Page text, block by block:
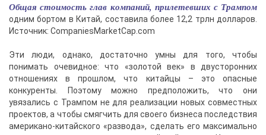
Общая стоимость глав компаний, прилетевших с Трампом
одним бортом в Китай, составила более 12,2 трлн долларов.
Источник: CompaniesMarketCap.com
Эти люди, однако, достаточно умны для того, чтобы
понимать очевидное: что «золотой век» в двусторонних
отношениях в прошлом, что китайцы – это опасные
конкуренты. Поэтому можно предположить, что они
увязались с Трампом не для реализации новых совместных
проектов, а чтобы смягчить для своего бизнеса последствия
американо-китайского «развода», сделать его максимально